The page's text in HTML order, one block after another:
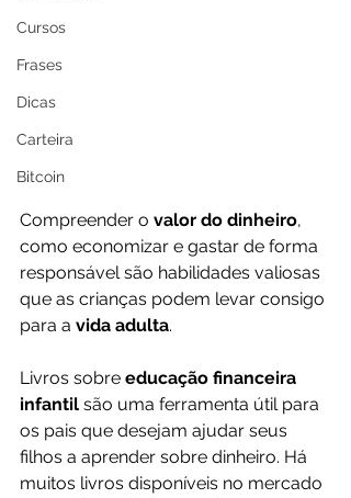
Cursos
Frases
Dicas
Carteira
Bitcoin
Compreender o valor do dinheiro,
como economizar e gastar de forma
responsável são habilidades valiosas
que as crianças podem levar consigo
para a vida adulta.
Livros sobre educação financeira
infantil são uma ferramenta útil para
os pais que desejam ajudar seus
filhos a aprender sobre dinheiro. Há
muitos livros disponíveis no mercado